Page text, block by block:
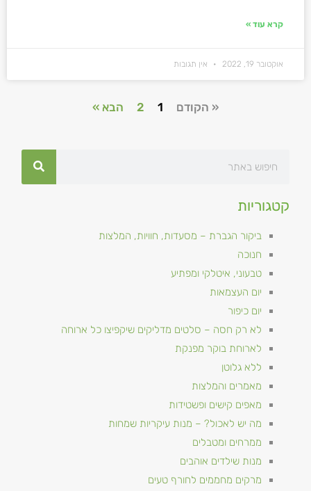
קטגוריות
ביקור הגברת – מסעדות, חוויות, המלצות
חנוכה
טבעוני, איטלקי ומפתיע
יום העצמאות
יום כיפור
לא רק חסה – סלטים מדליקים שיקפיצו כל ארוחה
לארוחת בוקר מפנקת
ללא גלוטן
מאמרים והמלצות
מאפים קישים ופשטידות
מה יש לאכול? – מנות עיקריות שמחות
ממרחים ומטבלים
מנות שילדים אוהבים
מרקים מחממים לחורף טעים
קרא עוד »
אוקטובר 19, 2022 אין תגובות
« הקודם 1
2 הבא »